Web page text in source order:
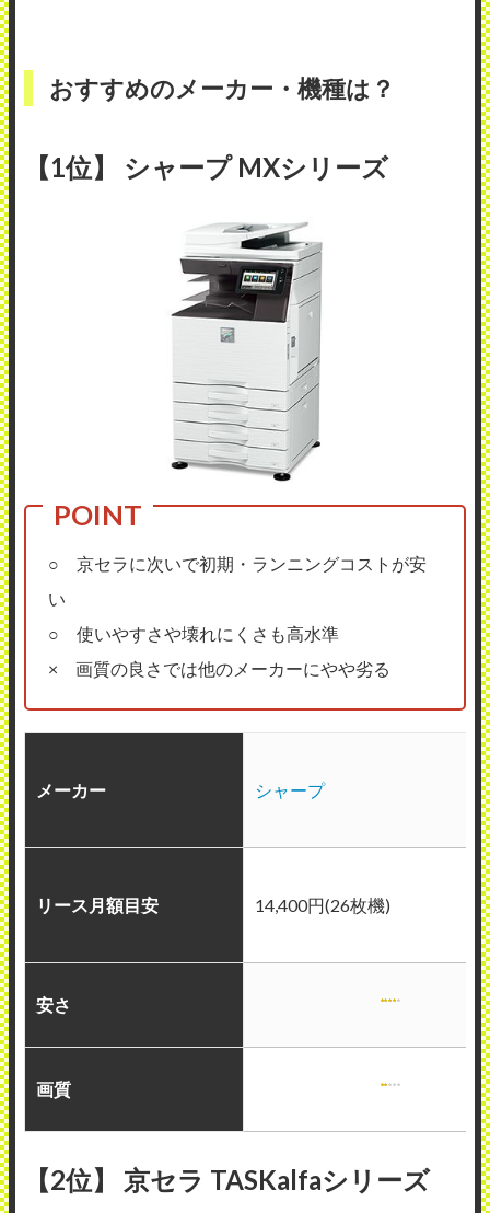
おすすめのメーカー・機種は？
【1位】 シャープ MXシリーズ
○ 京セラに次いで初期・ランニングコストが安
い
○ 使いやすさや壊れにくさも高水準
× 画質の良さでは他のメーカーにやや劣る
メーカー シャープ
リース月額目安 14,400円(26枚機)
安さ
画質
【2位】 京セラ TASKalfaシリーズ